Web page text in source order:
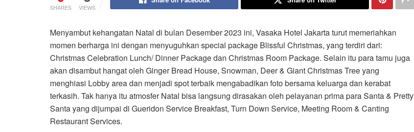
SHARES VIEWS
Menyambut kehangatan Natal di bulan Desember 2023 ini, Vasaka Hotel Jakarta turut memeriahkan
momen berharga ini dengan menyuguhkan special package Blissful Christmas, yang terdiri dari:
Christmas Celebration Lunch/ Dinner Package dan Christmas Room Package. Selain itu para tamu juga
akan disambut hangat oleh Ginger Bread House, Snowman, Deer & Giant Christmas Tree yang
menghiasi Lobby area dan menjadi spot terbaik mengabadikan foto bersama keluarga dan kerabat
terkasih. Tak hanya itu atmosfer Natal bisa langsung dirasakan oleh pelayanan prima para Santa & Pretty
Santa yang dijumpai di Gueridon Service Breakfast, Turn Down Service, Meeting Room & Canting
Restaurant Services.